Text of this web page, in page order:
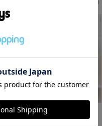
プス 脇ドロストシアーシャツ